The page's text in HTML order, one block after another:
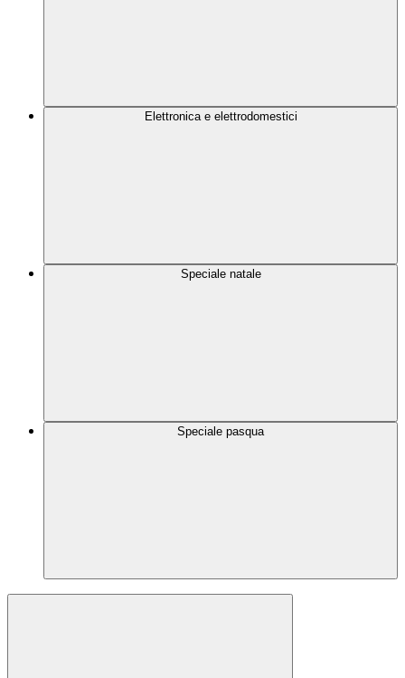
Elettronica e elettrodomestici
Speciale natale
Speciale pasqua